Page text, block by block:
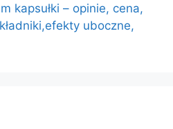
kapsułki – opinie, cena,
uboczne,